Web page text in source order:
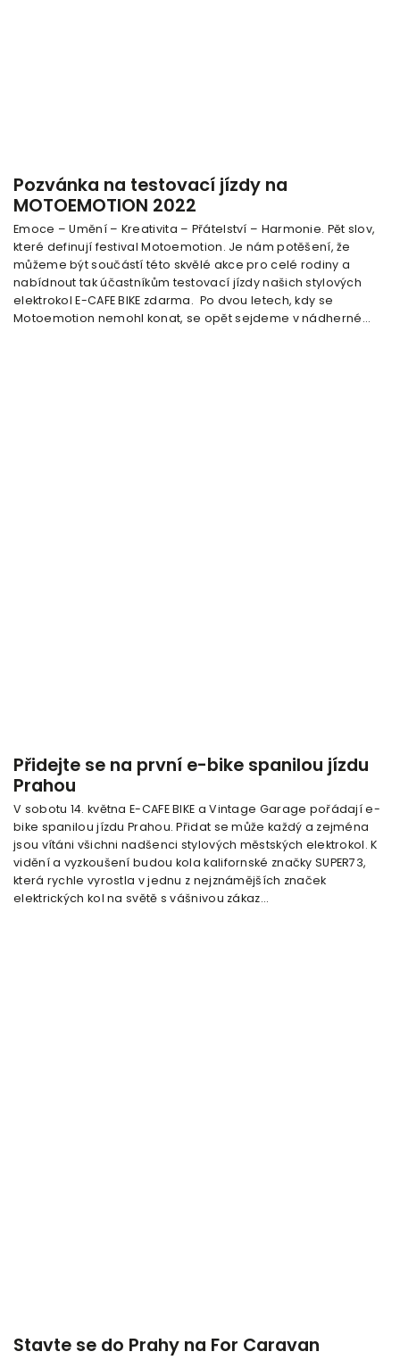
Pozvánka na testovací jízdy na
MOTOEMOTION 2022
Emoce – Umění – Kreativita – Přátelství – Harmonie. Pět slov,
které definují festival Motoemotion. Je nám potěšení, že
můžeme být součástí této skvělé akce pro celé rodiny a
nabídnout tak účastníkům testovací jízdy našich stylových
elektrokol E-CAFE BIKE zdarma. Po dvou letech, kdy se
Motoemotion nemohl konat, se opět sejdeme v nádherné...
Přidejte se na první e-bike spanilou jízdu
Prahou
V sobotu 14. května E-CAFE BIKE a Vintage Garage pořádají e-
bike spanilou jízdu Prahou. Přidat se může každý a zejména
jsou vítáni všichni nadšenci stylových městských elektrokol. K
vidění a vyzkoušení budou kola kalifornské značky SUPER73,
která rychle vyrostla v jednu z nejznámějších značek
elektrických kol na světě s vášnivou zákaz...
Stavte se do Prahy na For Caravan